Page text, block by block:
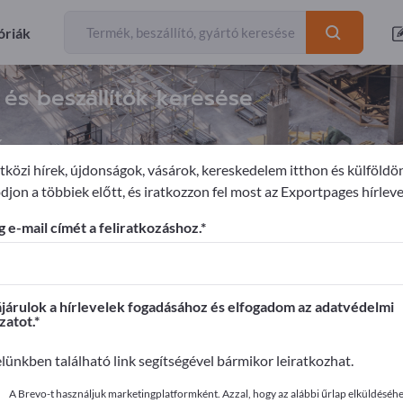
beszállítók keresése
en!
>> kezdje itt
az Exportpages-en!
közzé itt
hírek, újdonságok, vásárok, kereskedelem itthon és
a többiek előtt, és iratkozzon fel most az Exportpages
e-mail címét a feliratkozáshoz.
a hírlevelek fogadásához és elfogadom az adatvédelmi
található link segítségével bármikor leiratkozhat.
A Brevo-t használjuk marketingplatformként. Azzal, hogy az alábbi űrlap